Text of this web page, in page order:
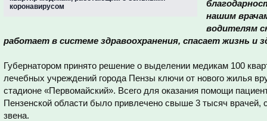
коронавирусом
нашим
водителям
работает в системе здравоохранения, спасает жизнь и
Губернатором принято решение о выделении медикам 100
лечебных учреждений города Пензы ключи от нового жилья
стадионе «Первомайский». Всего для оказания помощи
Пензенской области было привлечено свыше 3 тысяч врачей,
звена.